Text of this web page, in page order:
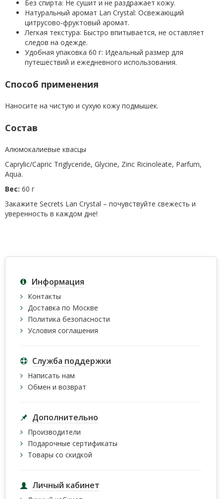
Без спирта: Не сушит и не раздражает кожу.
Натуральный аромат Lan Crystal: Освежающий
цитрусово-фруктовый аромат.
Легкая текстура: Быстро впитывается, не оставляет
следов на одежде.
Удобная упаковка 60 г: Идеальный размер для
путешествий и ежедневного использования.
Способ применения
Наносите на чистую и сухую кожу подмышек.
Состав
Алюмокалиевые квасцы
Caprylic/Capric Triglyceride, Glycine, Zinc Ricinoleate, Parfum,
Aqua.
Вес: 60 г
Закажите Secrets Lan Crystal – почувствуйте свежесть и
уверенность в каждом дне!
Информация
Контакты
Доставка по Москве
Политика безопасности
Условия соглашения
Служба поддержки
Написать нам
Обмен и возврат
Дополнительно
Производители
Подарочные сертификаты
Товары со скидкой
Личный кабинет